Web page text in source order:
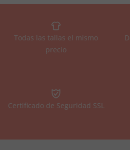
Todas las tallas el mismo
precio
Certificado de Seguridad SSL